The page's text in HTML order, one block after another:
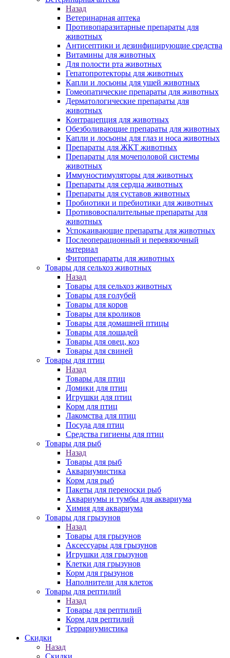
Назад
Ветеринарная аптека
Противопаразитарные препараты для
животных
Антисептики и дезинфицирующие средства
Витамины для животных
Для полости рта животных
Гепатопротекторы для животных
Капли и лосьоны для ушей животных
Гомеопатические препараты для животных
Дерматологические препараты для
животных
Контрацепция для животных
Обезболивающие препараты для животных
Капли и лосьоны для глаз и носа животных
Препараты для ЖКТ животных
Препараты для мочеполовой системы
животных
Иммуностимуляторы для животных
Препараты для сердца животных
Препараты для суставов животных
Пробиотики и пребиотики для животных
Противовоспалительные препараты для
животных
Успокаивающие препараты для животных
Послеоперационный и перевязочный
материал
Фитопрепараты для животных
Товары для сельхоз животных
Назад
Товары для сельхоз животных
Товары для голубей
Товары для коров
Товары для кроликов
Товары для домашней птицы
Товары для лошадей
Товары для овец, коз
Товары для свиней
Товары для птиц
Назад
Товары для птиц
Домики для птиц
Игрушки для птиц
Корм для птиц
Лакомства для птиц
Посуда для птиц
Средства гигиены для птиц
Товары для рыб
Назад
Товары для рыб
Аквариумистика
Корм для рыб
Пакеты для переноски рыб
Аквариумы и тумбы для аквариума
Химия для аквариума
Товары для грызунов
Назад
Товары для грызунов
Аксессуары для грызунов
Игрушки для грызунов
Клетки для грызунов
Корм для грызунов
Наполнители для клеток
Товары для рептилий
Назад
Товары для рептилий
Корм для рептилий
Террариумистика
Скидки
Назад
Скидки